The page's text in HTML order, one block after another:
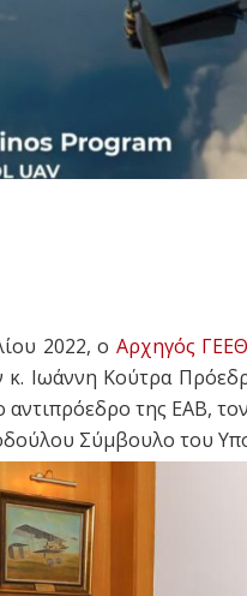
2022, ο Αρχηγός
Ιωάννη Κούτρα
της ΕΑΒ,
Σύμβουλο του